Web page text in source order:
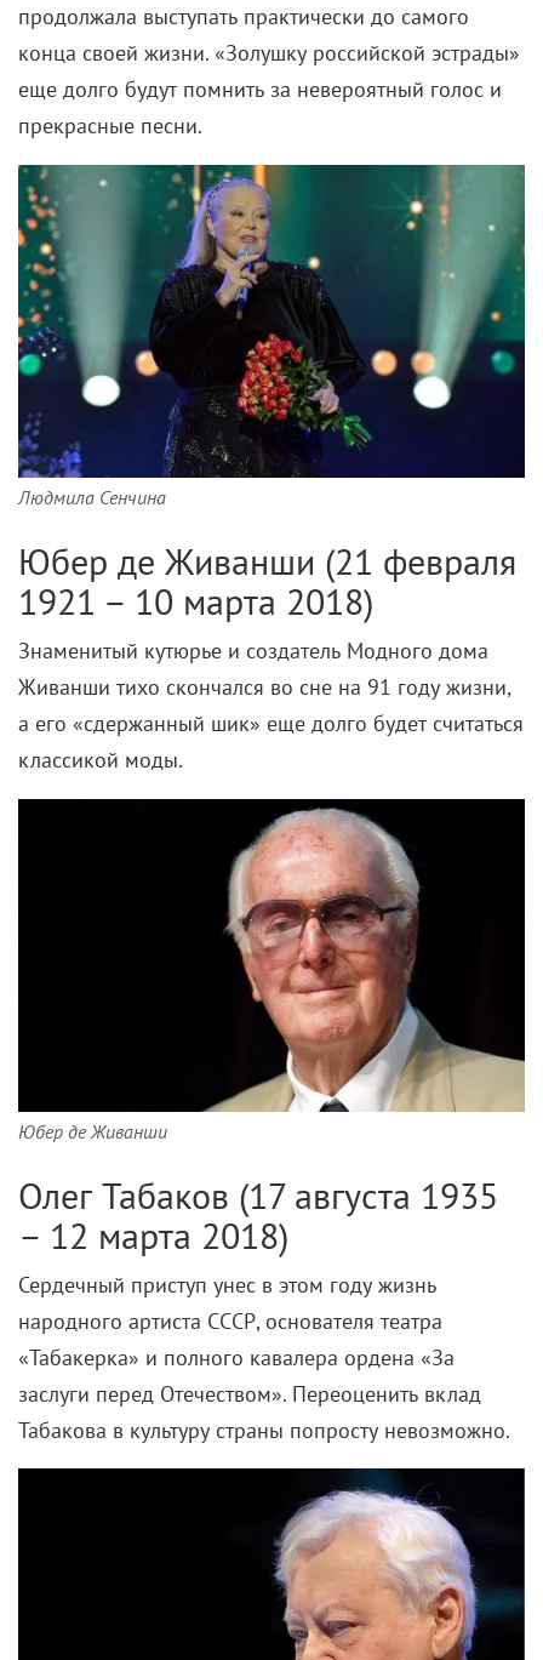
продолжала выступать практически до самого
конца своей жизни. «Золушку российской эстрады»
еще долго будут помнить за невероятный голос и
прекрасные песни.
Людмила Сенчина
Юбер де Живанши (21 февраля
1921 – 10 марта 2018)
Знаменитый кутюрье и создатель Модного дома
Живанши тихо скончался во сне на 91 году жизни,
а его «сдержанный шик» еще долго будет считаться
классикой моды.
Юбер де Живанши
Олег Табаков (17 августа 1935
– 12 марта 2018)
Сердечный приступ унес в этом году жизнь
народного артиста СССР, основателя театра
«Табакерка» и полного кавалера ордена «За
заслуги перед Отечеством». Переоценить вклад
Табакова в культуру страны попросту невозможно.